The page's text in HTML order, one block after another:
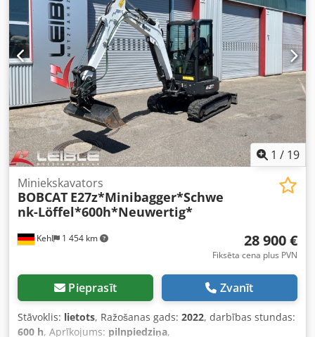
1 / 19
Kehl 1 454 km
Miniekskavators
BOBCAT E27z*Minibagger*Schwe
nk-Löffel*600h*Neuwertig*
28 900 €
Fiksēta cena plus PVN
Pieprasīt Zvanīt
Stāvoklis: lietots, Ražošanas gads: 2022, darbības stundas:
600 h, Aprīkojums: pilnpiedziņa,